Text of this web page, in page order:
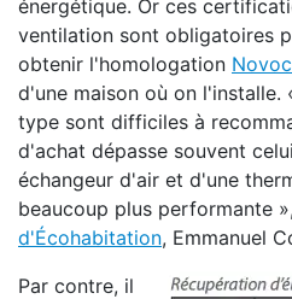
énergétique. Or ces
ventilation sont obligatoires
obtenir l'homologation
d'une maison où on l'installe.
type sont difficiles à
d'achat dépasse souvent
échangeur d'air et d'une
beaucoup plus performante
d'Écohabitation, Emmanuel
Par contre, il